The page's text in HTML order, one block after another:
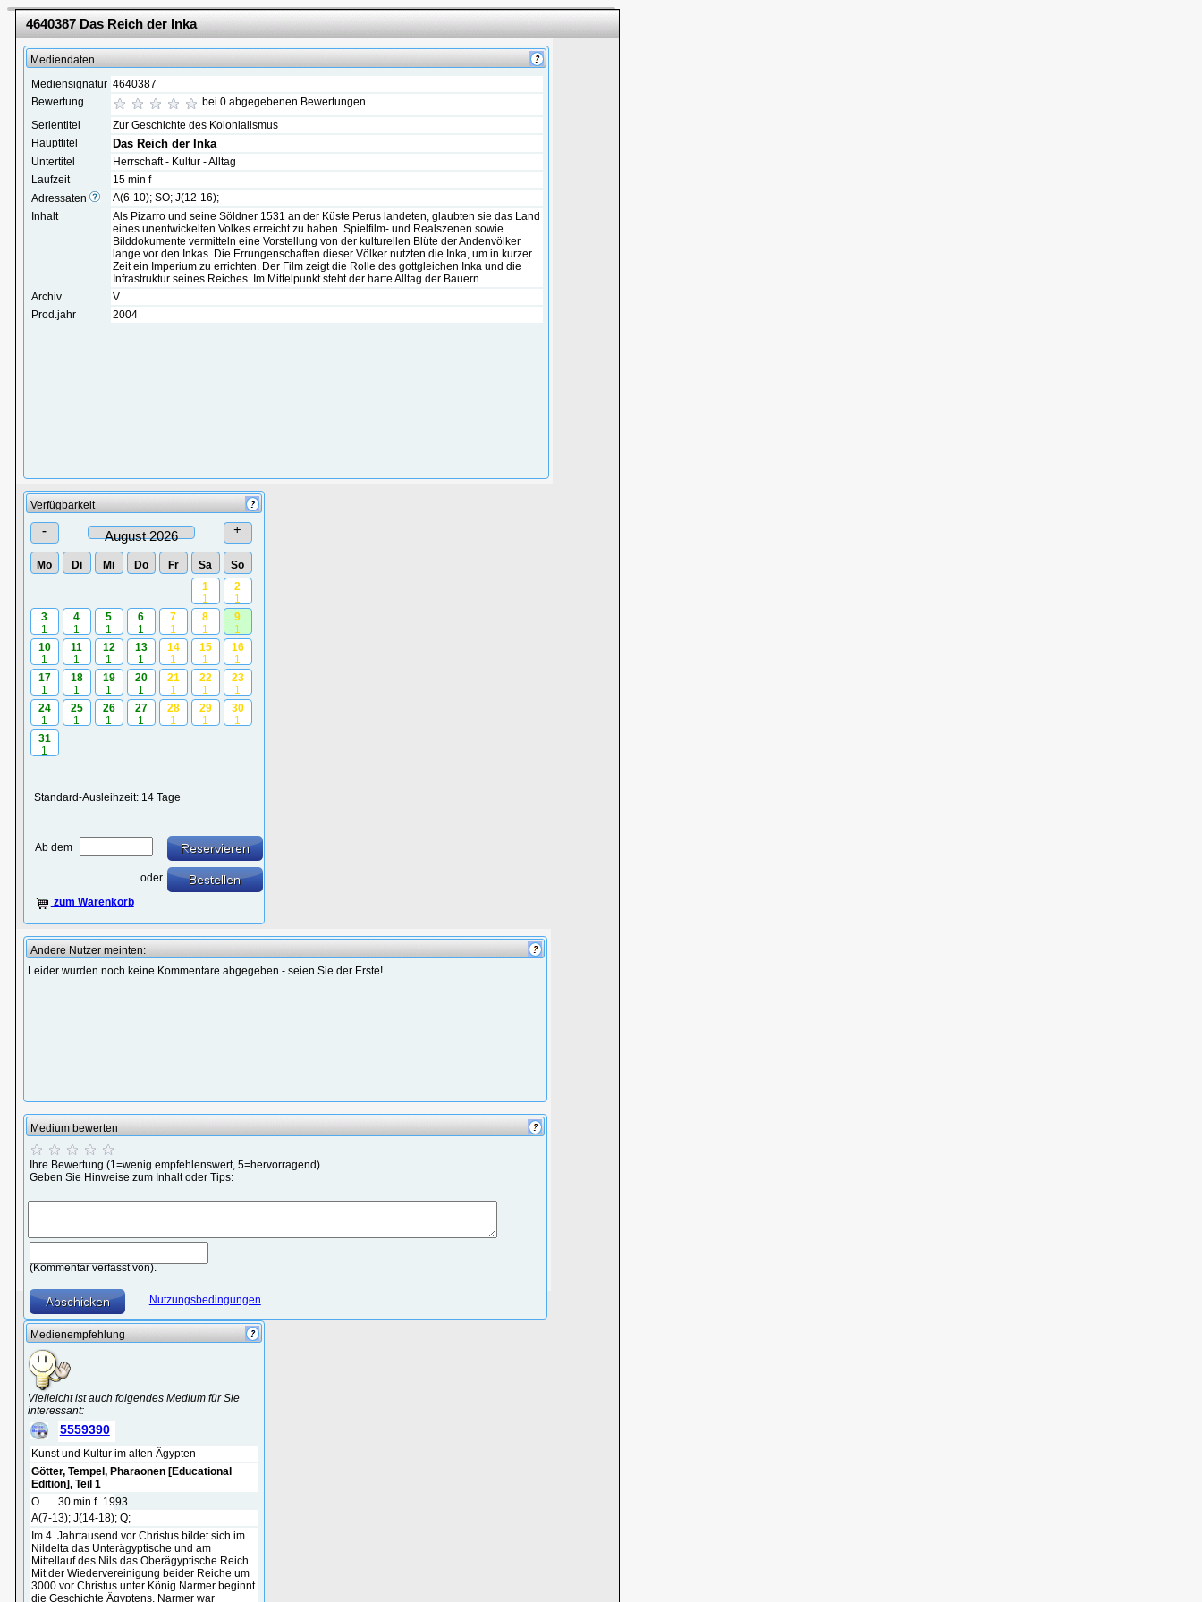
4640387 Das Reich der Inka
Mediendaten
Mediensignatur 4640387
Bewertung
bei 0 abgegebenen Bewertungen
Serientitel
Zur Geschichte des Kolonialismus
Haupttitel
Das Reich der Inka
Untertitel
Herrschaft - Kultur - Alltag
Laufzeit
15 min f
Adressaten
A(6-10); SO; J(12-16);
Inhalt
Als Pizarro und seine Söldner 1531 an der Küste Perus landeten, glaubten sie das Land
eines unentwickelten Volkes erreicht zu haben. Spielfilm- und Realszenen sowie
Bilddokumente vermitteln eine Vorstellung von der kulturellen Blüte der Andenvölker
lange vor den Inkas. Die Errungenschaften dieser Völker nutzten die Inka, um in kurzer
Zeit ein Imperium zu errichten. Der Film zeigt die Rolle des gottgleichen Inka und die
Infrastruktur seines Reiches. Im Mittelpunkt steht der harte Alltag der Bauern.
Archiv
V
Prod.jahr
2004
Verfügbarkeit
- August 2026 +
Mo Di Mi Do Fr Sa
So
1
1
2
1
3
1
4
1
5
1
6
1
7
1
8
1
9
1
10
1
11
1
12
1
13
1
14
1
15
1
16
1
17
1
18
1
19
1
20
1
21
1
22
1
23
1
24
1
25
1
26
1
27
1
28
1
29
1
30
1
31
1
Standard-Ausleihzeit: 14 Tage
oder
Ab dem
zum Warenkorb
Andere Nutzer meinten:
Leider wurden noch keine Kommentare abgegeben - seien Sie der Erste!
Medium bewerten
Ihre Bewertung (1=wenig empfehlenswert, 5=hervorragend).
Geben Sie Hinweise zum Inhalt oder Tips:
(Kommentar verfasst von).
Nutzungsbedingungen
Medienempfehlung
Vielleicht ist auch folgendes Medium für Sie
interessant:
5559390
Kunst und Kultur im alten Ägypten
Götter, Tempel, Pharaonen [Educational
Edition], Teil 1
O
30 min f 1993
A(7-13); J(14-18); Q;
Im 4. Jahrtausend vor Christus bildet sich im
Nildelta das Unterägyptische und am
Mittellauf des Nils das Oberägyptische Reich.
Mit der Wiedervereinigung beider Reiche um
3000 vor Christus unter König Narmer beginnt
die Geschichte Ägyptens. Narmer war